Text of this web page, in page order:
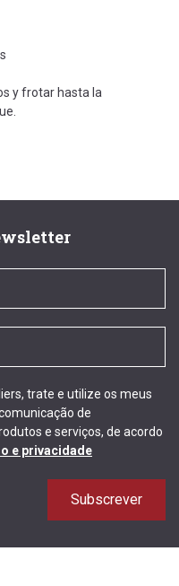
y frotar hasta la
trate e utilize os meus
de
e serviços, de acordo
e privacidade
Subscrever